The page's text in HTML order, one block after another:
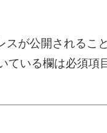
スが公開されるこ
ている欄は必須項